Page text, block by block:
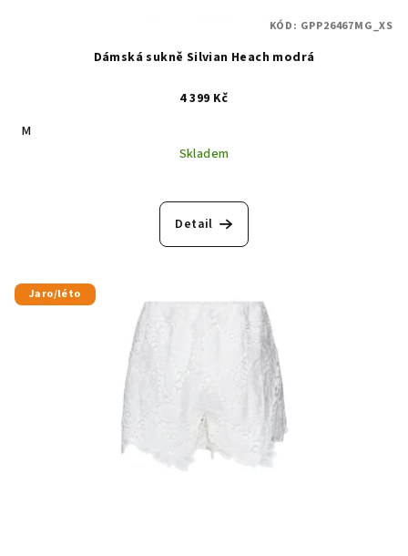
Dámská sukně Silvian Heach modrá
4 399 Kč
M
Skladem
Detail
KÓD: GPP26467MG_XS
Jaro/léto